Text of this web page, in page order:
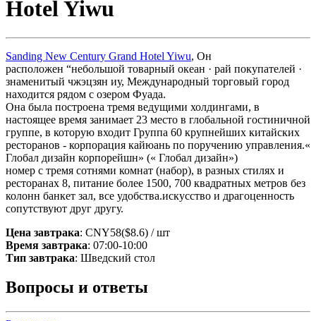
Hotel Yiwu
Sanding New Century Grand Hotel Yiwu, Он
расположен “небольшой товарный океан · рай покупателей ·
знаменитый чжэцзян иу, Международный торговый город
находится рядом с озером Фуада.
Она была построена тремя ведущими холдингами, в
настоящее время занимает 23 место в глобальной гостиничной
группе, в которую входит Группа 60 крупнейших китайских
ресторанов - корпорация кайюань по поручению управления.«
Глобал дизайн корпорейшн» (« Глобал дизайн»)
номер с тремя сотнями комнат (набор), в разных стилях и
ресторанах 8, питание более 1500, 700 квадратных метров без
колонн банкет зал, все удобства.искусство и драгоценность
сопутствуют друг другу.
Цена завтрака: CNY58($8.6) / шт
Время завтрака: 07:00-10:00
Тип завтрака: Шведский стол
Вопросы и ответы